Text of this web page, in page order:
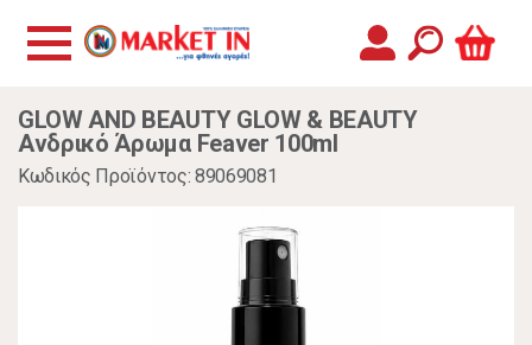
GLOW AND BEAUTY GLOW & BEAUTY
Ανδρικό Άρωμα Feaver 100ml
Κωδικός Προϊόντος: 89069081